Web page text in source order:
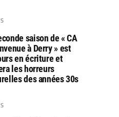
saison de « CA
à Derry » est
en écriture et
les horreurs
des années 30s